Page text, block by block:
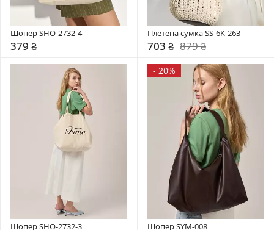
Шопер SHO-2732-4
379 ₴
Плетена сумка SS-6К-263
703 ₴ 879 ₴
Шопер SHO-2732-3
- 20%
Шопер SYM-008